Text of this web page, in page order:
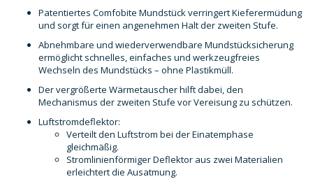
Patentiertes Comfobite Mundstück verringert Kieferermüdung
und sorgt für einen angenehmen Halt der zweiten Stufe.
Abnehmbare und wiederverwendbare Mundstücksicherung
ermöglicht schnelles, einfaches und werkzeugfreies
Wechseln des Mundstücks – ohne Plastikmüll.
Der vergrößerte Wärmetauscher hilft dabei, den
Mechanismus der zweiten Stufe vor Vereisung zu schützen.
Luftstromdeflektor:
Verteilt den Luftstrom bei der Einatemphase
gleichmäßig.
Stromlinienförmiger Deflektor aus zwei Materialien
erleichtert die Ausatmung.